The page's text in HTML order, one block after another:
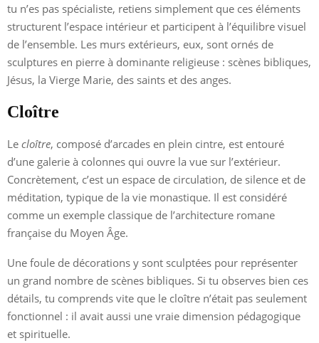
tu n’es pas spécialiste, retiens simplement que ces éléments
structurent l’espace intérieur et participent à l’équilibre visuel
de l’ensemble. Les murs extérieurs, eux, sont ornés de
sculptures en pierre à dominante religieuse : scènes bibliques,
Jésus, la Vierge Marie, des saints et des anges.
Cloître
Le cloître, composé d’arcades en plein cintre, est entouré
d’une galerie à colonnes qui ouvre la vue sur l’extérieur.
Concrètement, c’est un espace de circulation, de silence et de
méditation, typique de la vie monastique. Il est considéré
comme un exemple classique de l’architecture romane
française du Moyen Âge.
Une foule de décorations y sont sculptées pour représenter
un grand nombre de scènes bibliques. Si tu observes bien ces
détails, tu comprends vite que le cloître n’était pas seulement
fonctionnel : il avait aussi une vraie dimension pédagogique
et spirituelle.